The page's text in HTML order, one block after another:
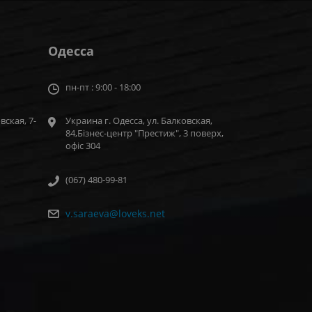
7-
Одесса
пн-пт : 9:00 - 18:00
Украина г. Одесса, ул. Балковская,
84,Бізнес-центр "Престиж", 3 поверх,
офіс 304
(067) 480-99-81
v.saraeva@loveks.net